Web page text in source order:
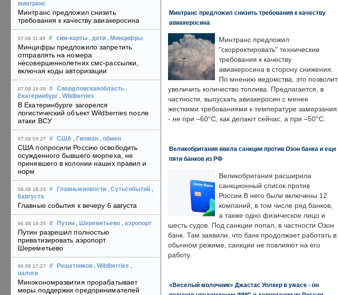
минтранс
Минтранс предложил снизить
требования к качеству авиакеросина
07.08 11:49 # сим-карты , дети , Минцифры
Минцифры предложило запретить
отправлять на номера
несовершеннолетних смс-рассылки,
включая коды авторизации
07.08 10:39 # Свердловскаяобласть ,
Екатеринбург , Wildberries
В Екатеринбурге загорелся
логистический объект Wildberries после
атаки ВСУ
07.08 09:27 # США , Гилман , обмен
США попросили Россию освободить
осужденного бывшего морпеха, не
принявшего в колонии наших правил и
норм
06.08 18:33 # Главныеновости , Сутьсобытий ,
6августа
Главные события к вечеру 6 августа
06.08 18:25 # Путин , Шереметьево , аэропорт
Путин разрешил полностью
приватизировать аэропорт
Шереметьево
06.08 17:27 # Решетников , Wildberries ,
налоги
Минэкономразвития прорабатывает
меры поддержки предпринимателей
Минтранс предложил снизить требования к качеству
авиакеросина
Минтранс предложил
"скорректировать" технические
требования к качеству
авиакеросина в сторону снижения.
По мнению ведомства, это позволит
увеличить количество топлива. Предлагается, в
частности, выпускать авиакеросин с менее
жесткими требованиями к температуре замерзания
- не при –60°C, как делают сейчас, а при –50°C.
Великобритания ввела санкции против Озон банка и еще
пяти банков из РФ
Великобритания расширила
санкционный список против
России.В него были включены 12
компаний, в том числе ряд банков,
а также одно физическое лицо и
шесть судов. Под санкции попал, в частности Озон
банк. Там заявили, что банк продолжает работать в
обычном режиме, санкции не повлияют на его
работу.
«Веселый молочник» Джастас Уолкер в ужасе - он